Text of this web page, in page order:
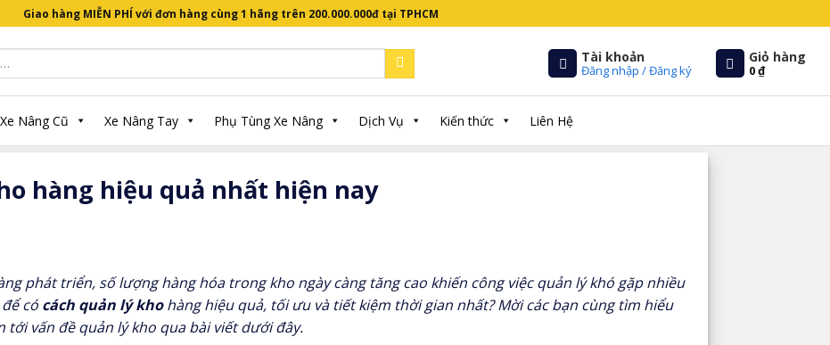
Giao hàng MIỄN PHÍ với đơn hàng cùng 1 hãng trên 200.000.000đ tại TPHCM
Tài khoản
Đăng nhập / Đăng ký
Giỏ hàng
0₫
Xe Nâng Cũ Xe Nâng Tay Phụ Tùng Xe Nâng Dịch Vụ Kiến thức Liên Hệ
hàng hiệu quả nhất hiện nay
phát triển, số lượng hàng hóa trong kho ngày càng tăng cao khiến công việc quản lý khó gặp nhiều
có cách quản lý khohàng hiệu quả, tối ưu và tiết kiệm thời gian nhất? Mời các bạn cùng tìm hiểu
vấn đề quản lý kho qua bài viết dưới đây.